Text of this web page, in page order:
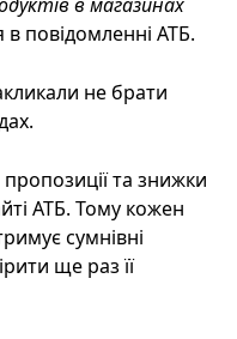
в повідомленні АТБ.
не брати
та знижки
АТБ. Тому кожен
сумнівні
ще раз її